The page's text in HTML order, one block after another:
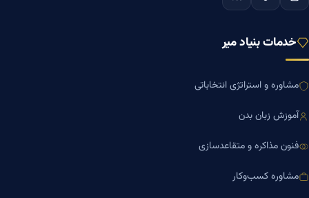
خدمات بنیاد میر
مشاوره و استراتژی انتخاباتی
آموزش زبان بدن
فنون مذاکره و متقاعدسازی
مشاوره کسب‌وکار